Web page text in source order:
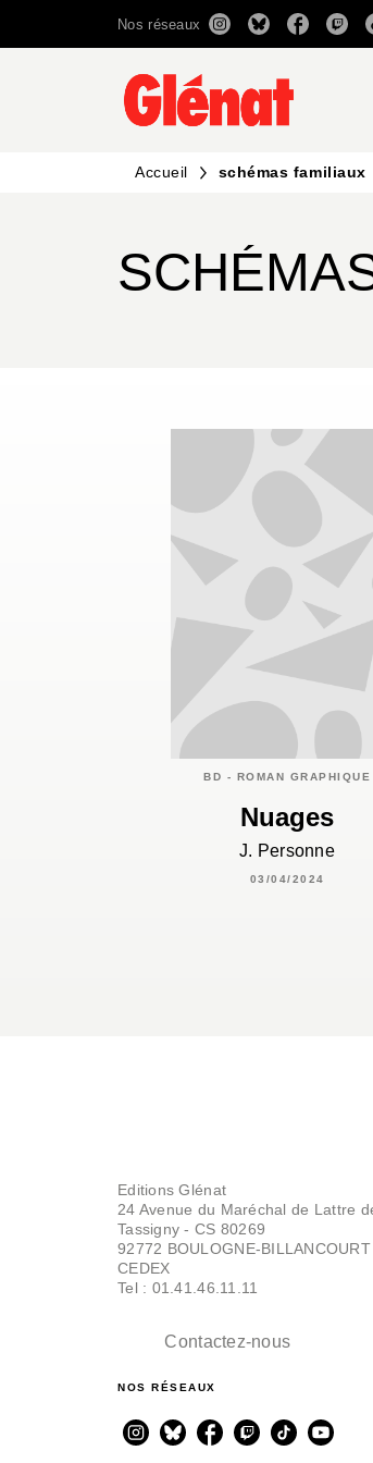
RECHERCHE
Nos réseaux
Accueil schémas familiaux
BD - ROMAN GRAPHIQUE
Nuages
J. Personne
03/04/2024
Editions Glénat
24 Avenue du Maréchal de Lattre
Tassigny - CS 80269
92772 BOULOGNE-BILLANCOURT
CEDEX
Tel : 01.41.46.11.11
Contactez-nous
NOS RÉSEAUX